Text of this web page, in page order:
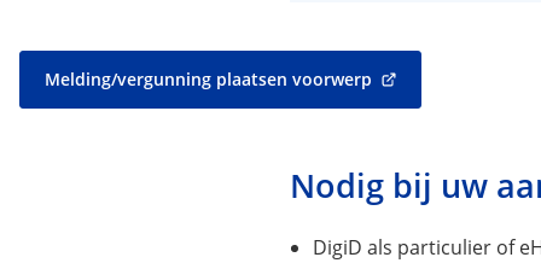
Melding/vergunning plaatsen voorwerp
(Verwijst
Nodig bij uw
DigiD als particulier of